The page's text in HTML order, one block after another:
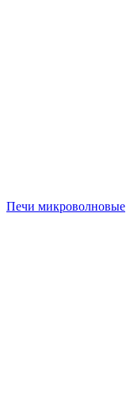
Печи микроволновые